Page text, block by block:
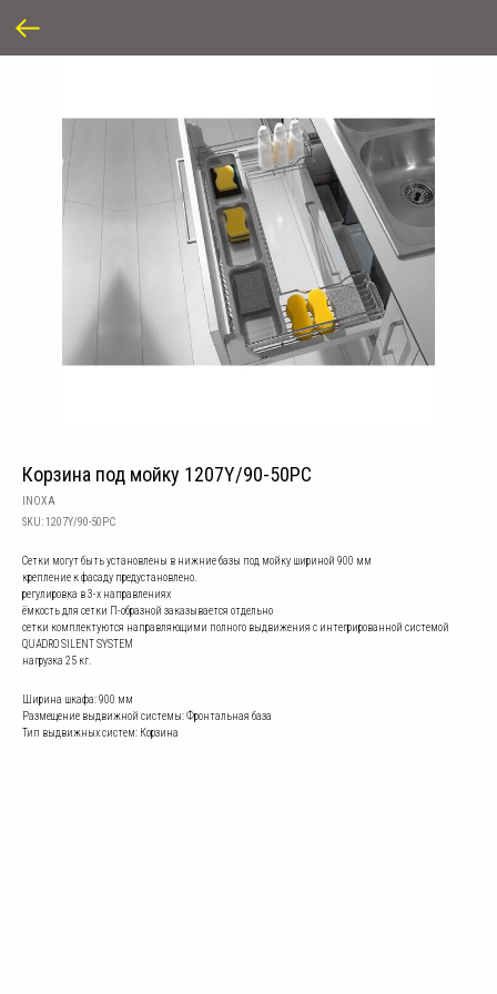
Корзина под мойку 1207Y/90-50PC
INOXA
SKU:1207Y/90-50PC
Сетки могут быть установлены в нижние базы под мойку шириной 900 мм
крепление к фасаду предустановлено.
регулировка в 3-х направлениях
ёмкость для сетки П-образной заказывается отдельно
сетки комплектуются направляющими полного выдвижения с интегрированной системой
QUADRO SILENT SYSTEM
нагрузка 25 кг.
Ширина шкафа: 900 мм
Размещение выдвижной системы: Фронтальная база
Тип выдвижных систем: Корзина